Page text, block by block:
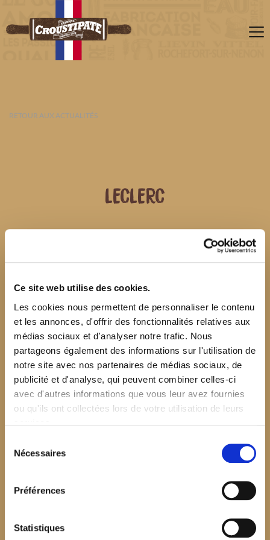
Ce site web utilise des cookies.
Les cookies nous permettent de personnaliser le contenu
et les annonces, d'offrir des fonctionnalités relatives aux
médias sociaux et d'analyser notre trafic. Nous
partageons également des informations sur l'utilisation de
notre site avec nos partenaires de médias sociaux, de
publicité et d'analyse, qui peuvent combiner celles-ci
avec d'autres informations que vous leur avez fournies
ou qu'ils ont collectées lors de votre utilisation de leurs
Nécessaires
Préférences
Statistiques
RETOUR AUX ACTUALITÉS
LECLERC